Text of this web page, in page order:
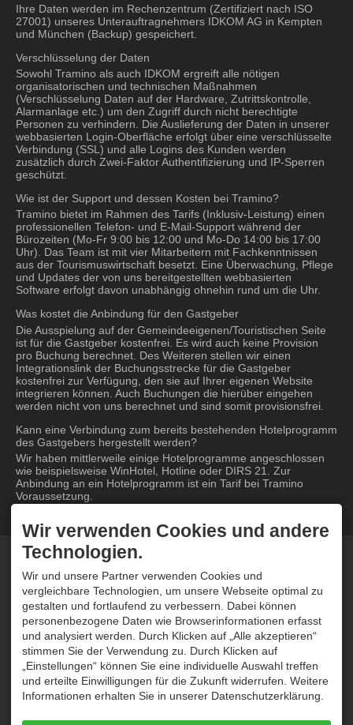
Ihre Daten werden im Rechenzentrum (Zertifiziert nach ISO
27001) unseres Unterauftragnehmers IDKOM AG in Kempten
und München (Backup) gespeichert.
Verschlüsselung der Daten
Sowohl Tramino als auch IDKOM ergreift alle nötigen
organisatorischen und technischen Maßnahmen
(Verschlüsselung Daten auf der Hardware, Zutrittskontrolle,
Alarmanlage etc.) um den Zugriff durch nicht berechtigte
Personen zu verhindern. Die Auslieferung der Daten in unserer
webbasierten Login-Oberfläche erfolgt über eine verschlüsselte
Verbindung (SSL) und alle Logins des Kunden werden
zusätzlich durch Zwei-Faktor Authentifizierung und IP-Sperren
geschützt.
Wie ist der Support und dessen Kosten bei Tramino?
Tramino bietet im Rahmen des Tarifs (Inklusiv-Leistung) einen
professionellen Telefon- und E-Mail-Support während der
Bürozeiten (Mo-Fr 9:00 bis 12:00 und Mo-Do 14:00 bis 17:00
Uhr). Das Team ist mit vier Mitarbeitern mit Fachkenntnissen
aus der Tourismuswirtschaft besetzt. Eine Überwachung, Pflege
und Updates der von uns bereitgestellten webbasierten
Software erfolgt davon unabhängig ohnehin rund um die Uhr.
Was kostet die Anbindung für den Gastgeber
Die Ausspielung auf der Gemeindeeigenen/Touristischen Seite
ist für die Gastgeber kostenfrei. Es wird auch keine Provision
pro Buchung berechnet. Des Weiteren stellen wir einen
Integrationslink der Buchungsstrecke für die Gastgeber
kostenfrei zur Verfügung, den sie auf Ihrer eigenen Website
integrieren können. Auch Buchungen die hierüber eingehen
werden nicht von uns berechnet und sind somit provisionsfrei.
Kann eine Verbindung zum bereits bestehenden Hotelprogramm
des Gastgebers hergestellt werden?
Wir haben mittlerweile einige Hotelprogramme angeschlossen
wie beispielsweise WinHotel, Hotline oder DIRS 21. Zur
Anbindung an ein Hotelprogramm ist ein Tarif bei Tramino
Voraussetzung.
KONTAKT
Tramino
Peter Traskalik
Weststrasse 30
87561 Oberstdorf
DEUTSCHLAND
Tel.+49 8322 300 96 80
service@tramino.de
Tramino wurde im Oktober
2008 von Peter Traskalik
gegründet. Unser System
wird bei Hunderten von
Kunden erfolgreich
eingesetzt und von unserem
einheimischen Team stetig
weiterentwickelt und betreut.
SUPPORT
Haben Sie ein Konto und
System? Kontaktieren Sie
ÖFFNUNGSZEITEN
Mo - Do 09:00-12:00 und
Wir verwenden Cookies und andere
Technologien.
Wir und unsere Partner verwenden Cookies und
vergleichbare Technologien, um unsere Webseite optimal zu
gestalten und fortlaufend zu verbessern. Dabei können
personenbezogene Daten wie Browserinformationen erfasst
und analysiert werden. Durch Klicken auf „Alle akzeptieren“
stimmen Sie der Verwendung zu. Durch Klicken auf
„Einstellungen“ können Sie eine individuelle Auswahl treffen
und erteilte Einwilligungen für die Zukunft widerrufen. Weitere
Informationen erhalten Sie in unserer Datenschutzerklärung.